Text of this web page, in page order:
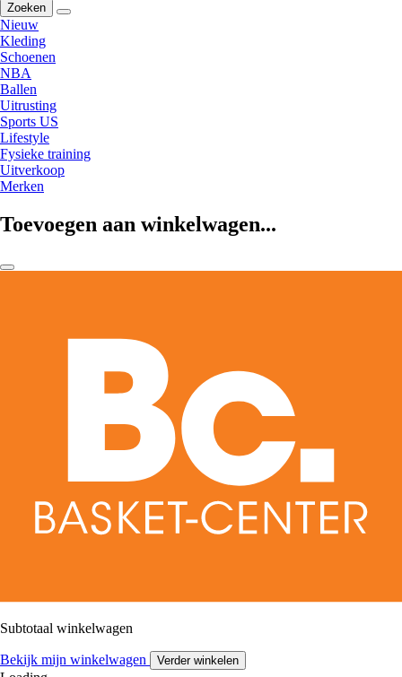
Zoeken
Nieuw
Kleding
Schoenen
NBA
Ballen
Uitrusting
Sports US
Lifestyle
Fysieke training
Uitverkoop
Merken
Toevoegen aan winkelwagen...
Subtotaal winkelwagen
Bekijk mijn winkelwagen Verder winkelen